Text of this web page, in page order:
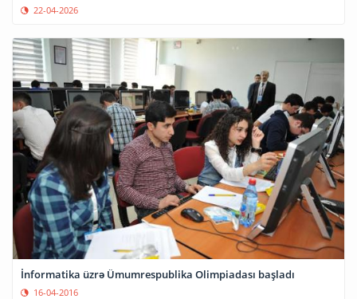
22-04-2026
İnformatika üzrə Ümumrespublika Olimpiadası başladı
16-04-2016